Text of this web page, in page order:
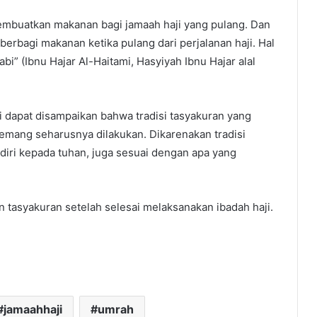
makanan bagi jamaah haji yang pulang. Dan
makanan ketika pulang dari perjalanan haji. Hal
(Ibnu Hajar Al-Haitami, Hasyiyah Ibnu Hajar alal
disampaikan bahwa tradisi tasyakuran yang
seharusnya dilakukan. Dikarenakan tradisi
kepada tuhan, juga sesuai dengan apa yang
setelah selesai melaksanakan ibadah haji.
jamaahhaji umrah